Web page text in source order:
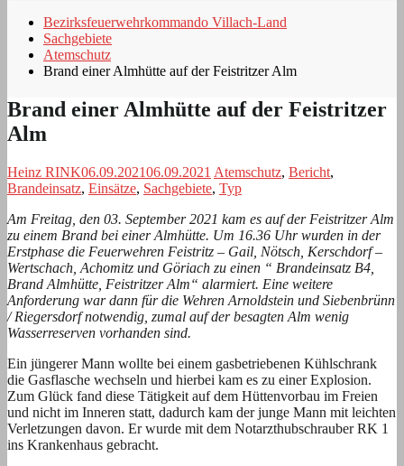
Bezirksfeuerwehrkommando Villach-Land
Sachgebiete
Atemschutz
Brand einer Almhütte auf der Feistritzer Alm
Brand einer Almhütte auf der Feistritzer
Alm
Heinz RINK06.09.202106.09.2021 Atemschutz, Bericht,
Brandeinsatz, Einsätze, Sachgebiete, Typ
Am Freitag, den 03. September 2021 kam es auf der Feistritzer Alm
zu einem Brand bei einer Almhütte. Um 16.36 Uhr wurden in der
Erstphase die Feuerwehren Feistritz – Gail, Nötsch, Kerschdorf –
Wertschach, Achomitz und Göriach zu einen “ Brandeinsatz B4,
Brand Almhütte, Feistritzer Alm“ alarmiert. Eine weitere
Anforderung war dann für die Wehren Arnoldstein und Siebenbrünn
/ Riegersdorf notwendig, zumal auf der besagten Alm wenig
Wasserreserven vorhanden sind.
Ein jüngerer Mann wollte bei einem gasbetriebenen Kühlschrank
die Gasflasche wechseln und hierbei kam es zu einer Explosion.
Zum Glück fand diese Tätigkeit auf dem Hüttenvorbau im Freien
und nicht im Inneren statt, dadurch kam der junge Mann mit leichten
Verletzungen davon. Er wurde mit dem Notarzthubschrauber RK 1
ins Krankenhaus gebracht.